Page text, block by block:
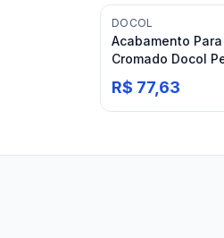
DOCOL
Acabamento
Cromado Docol
R$ 77,63